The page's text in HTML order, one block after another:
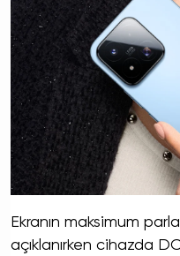
Ekranın maksimum
açıklanırken cihazda